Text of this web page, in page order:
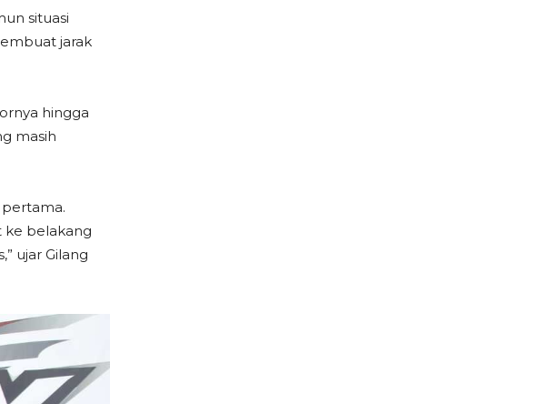
situasi
jarak
hingga
masih
ke belakang
ujar Gilang